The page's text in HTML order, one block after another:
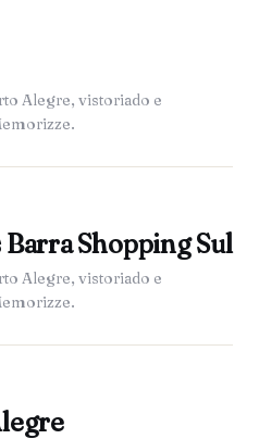
Alegre, vistoriado e
Shopping Sul
Alegre, vistoriado e